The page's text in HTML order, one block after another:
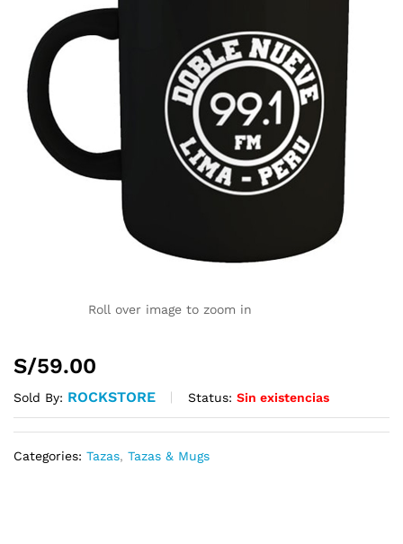
Roll over image to zoom in
S/59.00
Sold By: ROCKSTORE Status: Sin existencias
Categories: Tazas, Tazas & Mugs